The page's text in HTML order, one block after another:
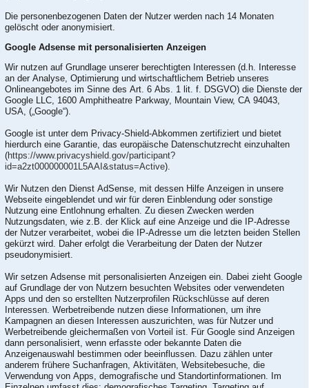
Die personenbezogenen Daten der Nutzer werden nach 14 Monaten
gelöscht oder anonymisiert.
Google Adsense mit personalisierten Anzeigen
Wir nutzen auf Grundlage unserer berechtigten Interessen (d.h. Interesse
an der Analyse, Optimierung und wirtschaftlichem Betrieb unseres
Onlineangebotes im Sinne des Art. 6 Abs. 1 lit. f. DSGVO) die Dienste der
Google LLC, 1600 Amphitheatre Parkway, Mountain View, CA 94043,
USA, („Google“).
Google ist unter dem Privacy-Shield-Abkommen zertifiziert und bietet
hierdurch eine Garantie, das europäische Datenschutzrecht einzuhalten
(https://www.privacyshield.gov/participant?
id=a2zt000000001L5AAI&status=Active).
Wir Nutzen den Dienst AdSense, mit dessen Hilfe Anzeigen in unsere
Webseite eingeblendet und wir für deren Einblendung oder sonstige
Nutzung eine Entlohnung erhalten. Zu diesen Zwecken werden
Nutzungsdaten, wie z.B. der Klick auf eine Anzeige und die IP-Adresse
der Nutzer verarbeitet, wobei die IP-Adresse um die letzten beiden Stellen
gekürzt wird. Daher erfolgt die Verarbeitung der Daten der Nutzer
pseudonymisiert.
Wir setzen Adsense mit personalisierten Anzeigen ein. Dabei zieht Google
auf Grundlage der von Nutzern besuchten Websites oder verwendeten
Apps und den so erstellten Nutzerprofilen Rückschlüsse auf deren
Interessen. Werbetreibende nutzen diese Informationen, um ihre
Kampagnen an diesen Interessen auszurichten, was für Nutzer und
Werbetreibende gleichermaßen von Vorteil ist. Für Google sind Anzeigen
dann personalisiert, wenn erfasste oder bekannte Daten die
Anzeigenauswahl bestimmen oder beeinflussen. Dazu zählen unter
anderem frühere Suchanfragen, Aktivitäten, Websitebesuche, die
Verwendung von Apps, demografische und Standortinformationen. Im